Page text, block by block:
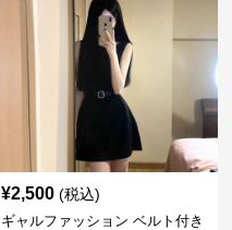
¥2,500 (税込)
ギャルファッション ベルト付き